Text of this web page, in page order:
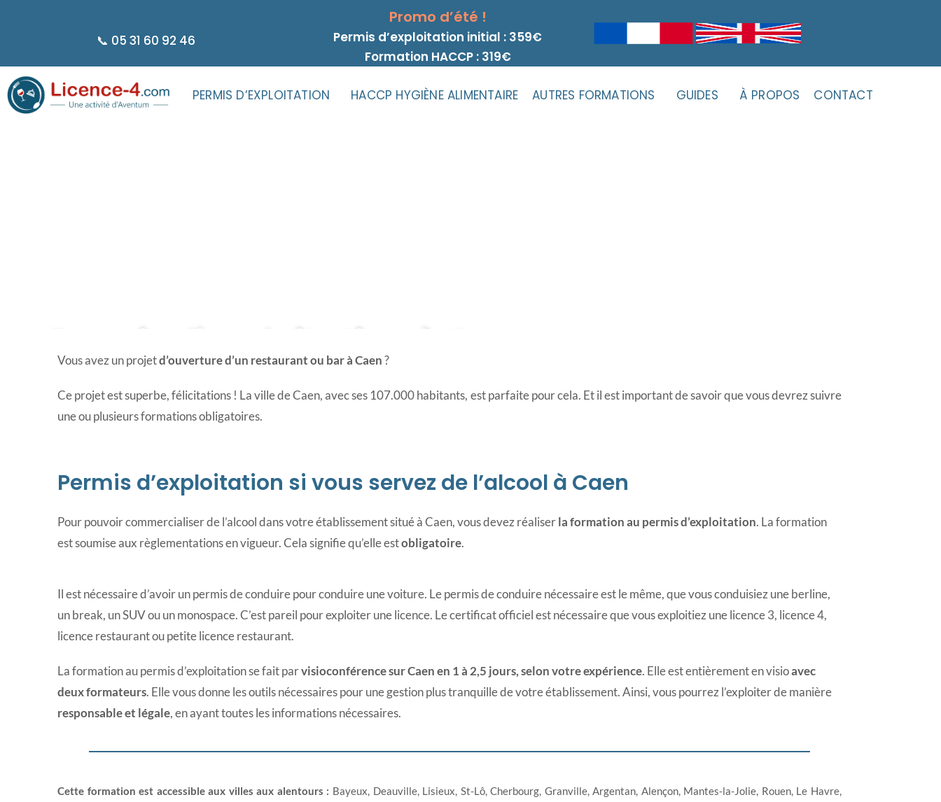
📞 05 31 60 92 46
Promo d’été !
Permis d’exploitation initial : 359€
Formation HACCP : 319€
PERMIS D’EXPLOITATION HACCP HYGIÈNE ALIMENTAIRE AUTRES FORMATIONS GUIDES À PROPOS CONTACT
Permis d'exploitation à Caen
Vous avez un projetd’ouverture d’un restaurant ou bar à Caen?
Ce projet est superbe, félicitations ! La ville de Caen, avec ses 107.000 habitants, est parfaite pour cela. Et il est important de savoir que vous devrez suivre
une ou plusieurs formations obligatoires.
Permis d’exploitation si vous servez de l’alcool à Caen
Pour pouvoir commercialiser de l’alcool dans votre établissement situé à Caen, vous devez réaliserla formation au permis d’exploitation. La formation
est soumise aux règlementations en vigueur. Cela signifie qu’elle estobligatoire.
Il est nécessaire d’avoir un permis de conduire pour conduire une voiture. Le permis de conduire nécessaire est le même, que vous conduisiez une berline,
un break, un SUV ou un monospace. C’est pareil pour exploiter une licence. Le certificat officiel est nécessaire que vous exploitiez une licence 3, licence 4,
licence restaurant ou petite licence restaurant.
La formation au permis d’exploitation se fait parvisioconférence sur Caen en 1 à 2,5 jours, selon votre expérience. Elle est entièrement en visioavec
deux formateurs. Elle vous donne les outils nécessaires pour une gestion plus tranquille de votre établissement. Ainsi, vous pourrez l’exploiter de manière
responsable et légale, en ayant toutes les informations nécessaires.
Cette formation est accessible aux villes aux alentours : Bayeux, Deauville, Lisieux, St-Lô, Cherbourg, Granville, Argentan, Alençon, Mantes-la-Jolie, Rouen, Le Havre,